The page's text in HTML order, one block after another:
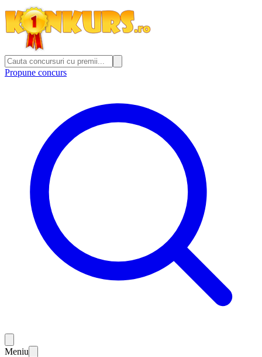
Propune concurs
Meniu